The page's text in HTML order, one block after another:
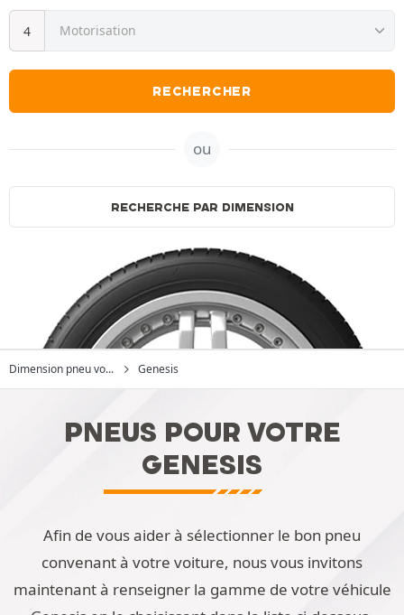
RECHERCHER
ou
RECHERCHE PAR DIMENSION
Dimension pneu vo... Genesis
PNEUS POUR VOTRE
GENESIS
Afin de vous aider à sélectionner le bon pneu
convenant à votre voiture, nous vous invitons
maintenant à renseigner la gamme de votre véhicule